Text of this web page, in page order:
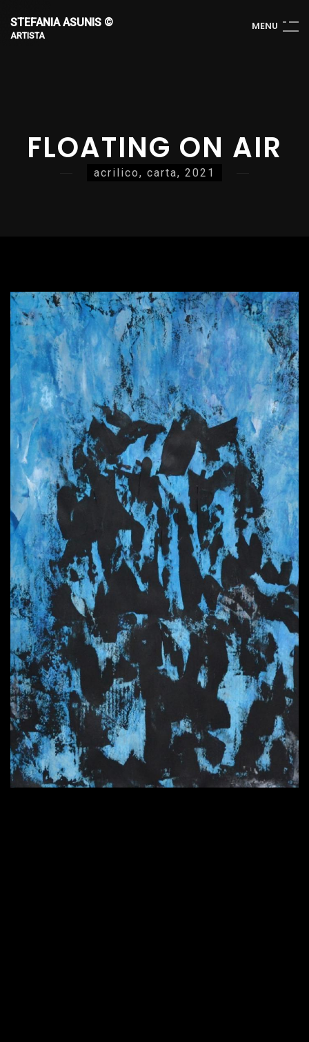
STEFANIA ASUNIS ©
ARTISTA
MENU
FLOATING ON AIR
acrilico, carta, 2021